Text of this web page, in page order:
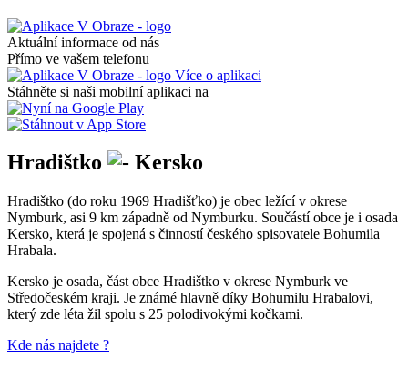
Aktuální informace od nás
Přímo ve vašem telefonu
Více o aplikaci
Stáhněte si naši mobilní aplikaci na
Hradištko Kersko
Hradištko (do roku 1969 Hradišťko) je obec ležící v okrese
Nymburk, asi 9 km západně od Nymburku. Součástí obce je i osada
Kersko, která je spojená s činností českého spisovatele Bohumila
Hrabala.
Kersko je osada, část obce Hradištko v okrese Nymburk ve
Středočeském kraji. Je známé hlavně díky Bohumilu Hrabalovi,
který zde léta žil spolu s 25 polodivokými kočkami.
Kde nás najdete ?